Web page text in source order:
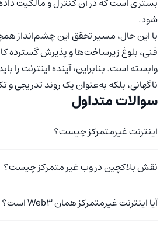
شود.
با این حال، مسیر تحقق این چشم‌انداز
فنی، بلوغ زیرساخت‌ها و پذیرش گسترده
وابسته است. بنابراین، آینده اینترنت را
ناگهانی، بلکه به‌عنوان یک روند تدریجی و
سوالات متداول
اینترنت غیرمتمرکز چیست؟
نقش بلاکچین در وب غیر متمرکز چیست؟
آیا اینترنت غیرمتمرکز همان Web3 است؟